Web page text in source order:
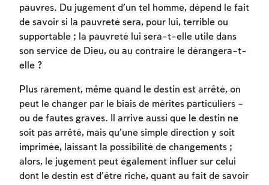
pauvres. Du jugement d’un tel homme, dépend le fait
de savoir si la pauvreté sera, pour lui, terrible ou
supportable ; la pauvreté lui sera-t-elle utile dans
son service de Dieu, ou au contraire le dérangera-t-
elle ?
Plus rarement, même quand le destin est arrêté, on
peut le changer par le biais de mérites particuliers –
ou de fautes graves. Il arrive aussi que le destin ne
soit pas arrêté, mais qu’une simple direction y soit
imprimée, laissant la possibilité de changements ;
alors, le jugement peut également influer sur celui
dont le destin est d’être riche, quant au fait de savoir